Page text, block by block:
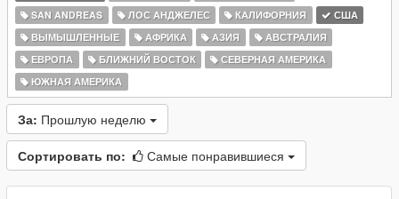
SAN ANDREAS
ЛОС АНДЖЕЛЕС КАЛИФОРНИЯ
США
ВЫМЫШЛЕННЫЕ
АФРИКА АЗИЯ
АВСТРАЛИЯ
ЕВРОПА
БЛИЖНИЙ ВОСТОК
СЕВЕРНАЯ АМЕРИКА
ЮЖНАЯ АМЕРИКА
За: Прошлую неделю
Сортировать по: Самые понравившиеся